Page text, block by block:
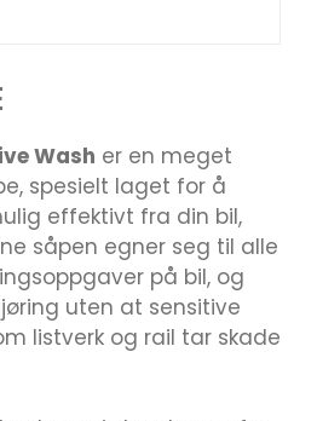
Wash er en meget
spesielt laget for å
effektivt fra din bil,
såpen egner seg til alle
på bil, og
uten at sensitive
listverk og rail tar skade